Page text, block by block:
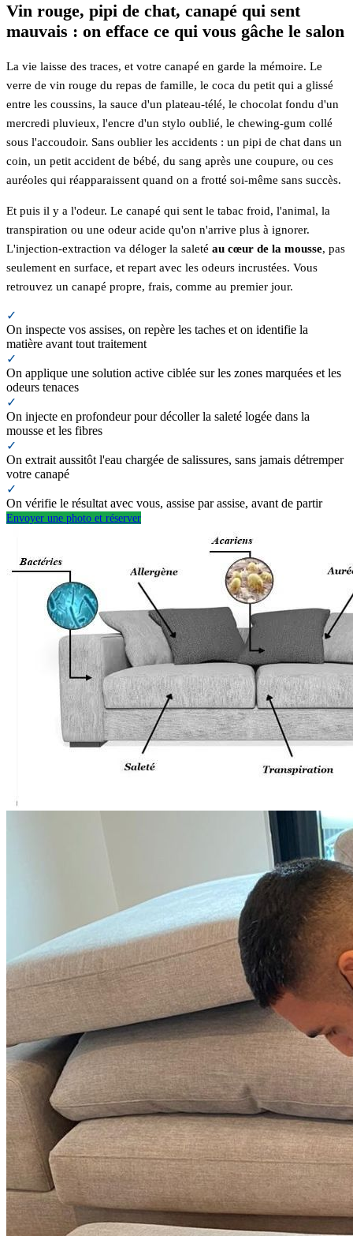
Vin rouge, pipi de chat, canapé qui sent
mauvais : on efface ce qui vous gâche le salon
La vie laisse des traces, et votre canapé en garde la mémoire. Le
verre de vin rouge du repas de famille, le coca du petit qui a glissé
entre les coussins, la sauce d'un plateau-télé, le chocolat fondu d'un
mercredi pluvieux, l'encre d'un stylo oublié, le chewing-gum collé
sous l'accoudoir. Sans oublier les accidents : un pipi de chat dans un
coin, un petit accident de bébé, du sang après une coupure, ou ces
auréoles qui réapparaissent quand on a frotté soi-même sans succès.
Et puis il y a l'odeur. Le canapé qui sent le tabac froid, l'animal, la
transpiration ou une odeur acide qu'on n'arrive plus à ignorer.
L'injection-extraction va déloger la saleté au cœur de la mousse, pas
seulement en surface, et repart avec les odeurs incrustées. Vous
retrouvez un canapé propre, frais, comme au premier jour.
✓
On inspecte vos assises, on repère les taches et on identifie la
matière avant tout traitement
✓
On applique une solution active ciblée sur les zones marquées et les
odeurs tenaces
✓
On injecte en profondeur pour décoller la saleté logée dans la
mousse et les fibres
✓
On extrait aussitôt l'eau chargée de salissures, sans jamais détremper
votre canapé
✓
On vérifie le résultat avec vous, assise par assise, avant de partir
Envoyer une photo et réserver